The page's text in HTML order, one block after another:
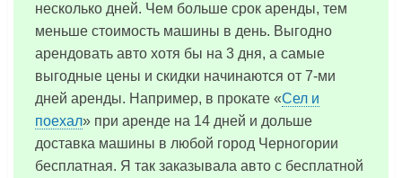
несколько дней. Чем больше срок аренды, тем
меньше стоимость машины в день. Выгодно
арендовать авто хотя бы на 3 дня, а самые
выгодные цены и скидки начинаются от 7-ми
дней аренды. Например, в прокате «Сел и
поехал» при аренде на 14 дней и дольше
доставка машины в любой город Черногории
бесплатная. Я так заказывала авто с бесплатной